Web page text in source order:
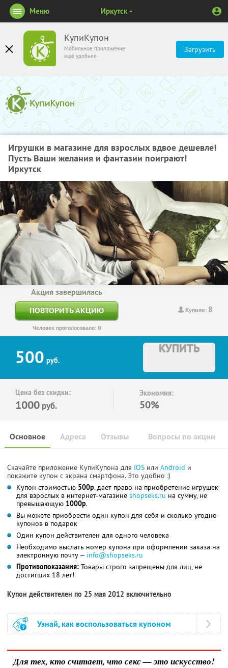
КупиКупон
Мобильное приложение
ещё удобнее
Загрузить
Меню Иркутск
Игрушки в магазине для взрослых вдвое дешевле!
Пусть Ваши желания и фантазии поиграют!
Иркутск
Купили: 8
Акция завершилась
ПОВТОРИТЬ АКЦИЮ
Человек проголосовало: 0
500 руб.
КУПИТЬ
Цена без скидки:
1000 руб.
Экономия:
50%
Основное Отзывы Вопросы по акции
Адреса
Скачайте приложение КупиКупона для IOS или Android и
покажите купон с экрана смартфона. Это удобно :)
Купон стоимостью 500р. дает право на приобретение игрушек
для взрослых в интернет-магазине shopseks.ru на сумму, не
превышающую 1000р.
Вы можете приобрести один купон для себя и сколько угодно
купонов в подарок
Один купон действителен для одного человека
Необходимо выслать номер купона при оформлении заказа на
электронную почту — info@shopseks.ru
Противопоказания: Товары строго запрещены для лиц, не
достигших 18 лет!
Купон действителен по 25 мая 2012 включительно
Узнай, как воспользоваться купоном
Для тех, кто считает, что секс — это искусство!